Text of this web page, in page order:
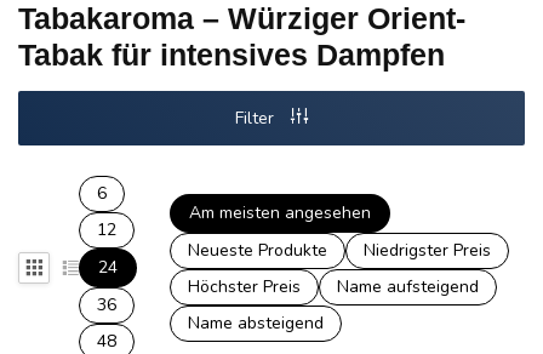
Tabakaroma – Würziger Orient-
Tabak für intensives Dampfen
Filter
6
12
24
36
48
Am meisten angesehen
Neueste Produkte
Niedrigster Preis
Höchster Preis
Name aufsteigend
Name absteigend